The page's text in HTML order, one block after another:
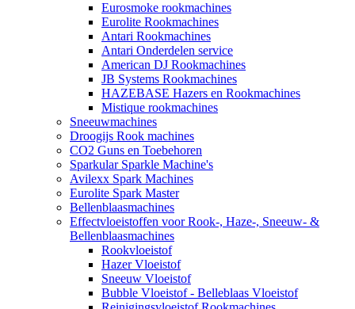
Eurosmoke rookmachines
Eurolite Rookmachines
Antari Rookmachines
Antari Onderdelen service
American DJ Rookmachines
JB Systems Rookmachines
HAZEBASE Hazers en Rookmachines
Mistique rookmachines
Sneeuwmachines
Droogijs Rook machines
CO2 Guns en Toebehoren
Sparkular Sparkle Machine's
Avilexx Spark Machines
Eurolite Spark Master
Bellenblaasmachines
Effectvloeistoffen voor Rook-, Haze-, Sneeuw- &
Bellenblaasmachines
Rookvloeistof
Hazer Vloeistof
Sneeuw Vloeistof
Bubble Vloeistof - Belleblaas Vloeistof